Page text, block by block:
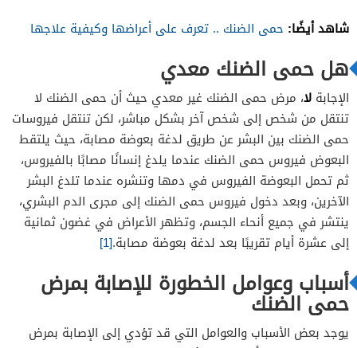
شاهد أيضًا: حمى الضنك .. تعرف على أعراضها وكيفية علاجها
هل حمى الضنك معدي
الإجابة لا، مرض حمى الضنك غير معدي حيث أن حمى الضنك لا
تنتقل من شخص إلى شخص آخر بشكل مباشر، لكن تنتقل فيروسات
حمى الضنك بين البشر عن طريق لدغة بعوضة مصابة، حيث يلتقط
البعوض فيروس حمى الضنك عندما يلدغ إنسانًا مصابًا بالفيروس،
ثم تحمل البعوضة الفيروس في دمها وتنشره عندما تلدغ البشر
الآخرين، وبعد دخول فيروس حمى الضنك إلى مجرى الدم البشري،
ينتشر في جميع أنحاء الجسم، وتظهر الأعراض في غضون ثمانية
إلى عشرة أيام تقريبًا بعد لدغة بعوضة مصابة.[1]
أسباب وعوامل الخطورة للإصابة بمرض
حمى الضنك
يوجد بعض الأسباب والعوامل التي قد تؤدي إلى الإصابة بمرض